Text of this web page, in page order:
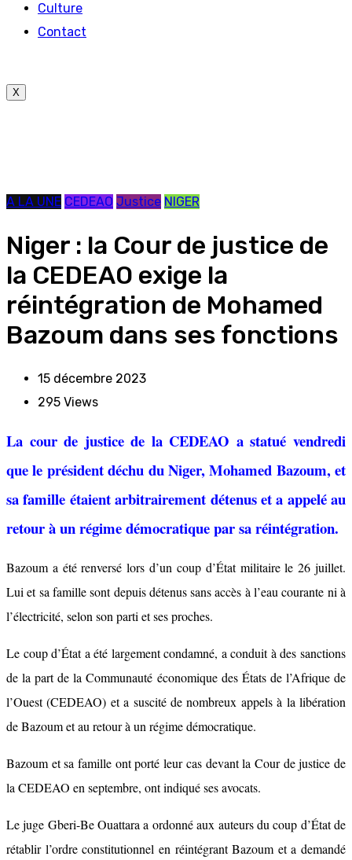
Culture
Contact
X
A LA UNE CEDEAO Justice NIGER
Niger : la Cour de justice de
la CEDEAO exige la
réintégration de Mohamed
Bazoum dans ses fonctions
15 décembre 2023
295 Views
La cour de justice de la CEDEAO a statué vendredi
que le président déchu du Niger, Mohamed Bazoum, et
sa famille étaient arbitrairement détenus et a appelé au
retour à un régime démocratique par sa réintégration.
Bazoum a été renversé lors d’un coup d’État militaire le 26 juillet.
Lui et sa famille sont depuis détenus sans accès à l’eau courante ni à
l’électricité, selon son parti et ses proches.
Le coup d’État a été largement condamné, a conduit à des sanctions
de la part de la Communauté économique des États de l’Afrique de
l’Ouest (CEDEAO) et a suscité de nombreux appels à la libération
de Bazoum et au retour à un régime démocratique.
Bazoum et sa famille ont porté leur cas devant la Cour de justice de
la CEDEAO en septembre, ont indiqué ses avocats.
Le juge Gberi-Be Ouattara a ordonné aux auteurs du coup d’État de
rétablir l’ordre constitutionnel en réintégrant Bazoum et a demandé